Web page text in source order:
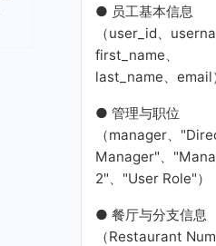
● 员工基本信息
（user_id、
first_name、
last_name、email
● 管理与职位
（manager、
Manager"、
2"、"User Role"）
● 餐厅与分支信息
（Restaurant